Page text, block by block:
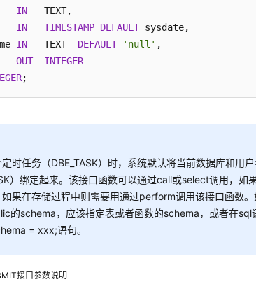
IN
   TEXT,
IN TIMESTAMP DEFAULT sysdate,
IN
   TEXT
DEFAULT 'null' ,
OUT
INTEGER
时任务（DBE_TASK）时，系统默认将当前数据库和用
）绑定起来。该接口函数可以通过call或select调用，
果在存储过程中则需要用通过perform调用该接口函数
的schema，应该指定表或者函数的schema，或者在sql
= xxx;语句。
接口参数说明